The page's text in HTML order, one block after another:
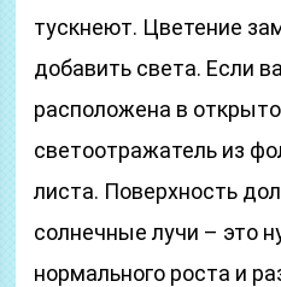
тускнеют. Цветение
добавить света. Если
расположена в
светоотражатель из
листа. Поверхность
солнечные лучи – это
нормального роста и